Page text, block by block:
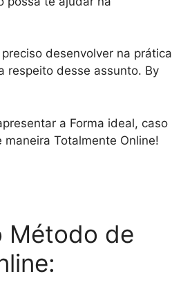
desenvolver na prática
respeito desse assunto. By
a Forma ideal, caso
Totalmente Online!
Método de